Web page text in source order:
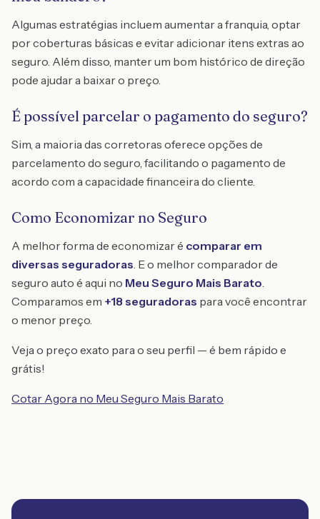
Algumas estratégias incluem aumentar a franquia, optar
por coberturas básicas e evitar adicionar itens extras ao
seguro. Além disso, manter um bom histórico de direção
pode ajudar a baixar o preço.
É possível parcelar o pagamento do seguro?
Sim, a maioria das corretoras oferece opções de
parcelamento do seguro, facilitando o pagamento de
acordo com a capacidade financeira do cliente.
Como Economizar no Seguro
A melhor forma de economizar é comparar em
diversas seguradoras. E o melhor comparador de
seguro auto é aqui no Meu Seguro Mais Barato.
Comparamos em +18 seguradoras para você encontrar
o menor preço.
Veja o preço exato para o seu perfil — é bem rápido e
grátis!
Cotar Agora no Meu Seguro Mais Barato